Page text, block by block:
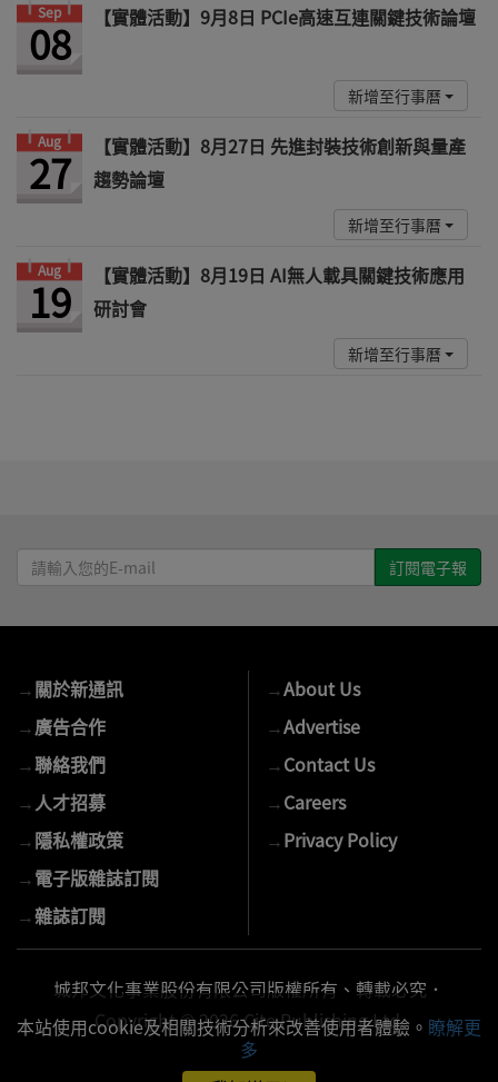
Sep
08 【實體活動】9月8日 PCIe高速互連關鍵技術論壇
新增至行事曆
Aug
27
【實體活動】8月27日 先進封裝技術創新與量產
趨勢論壇
新增至行事曆
Aug
19
【實體活動】8月19日 AI無人載具關鍵技術應用
研討會
新增至行事曆
請
輸
E-
mail
→關於新通訊
→廣告合作
→聯絡我們
→ 人才招募
→隱私權政策
→電子版雜誌訂閱
→雜誌訂閱
→About Us
→Advertise
→Contact Us
→Careers
→Privacy Policy
城邦文化事業股份有限公司版權所有、轉載必究．
Copyright © 2026 Cite Publishing Ltd.
本站使用cookie及相關技術分析來改善使用者體驗。 瞭解更
多